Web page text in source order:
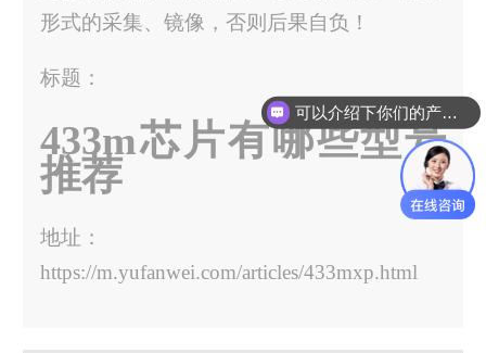
形式的采集、镜像，否则后果自负！
标题：
433m芯片有哪些型号
推荐
地址：
https://m.yufanwei.com/articles/433mxp.html
可以介绍下你们的产品么？
你们是怎么收费的呢？